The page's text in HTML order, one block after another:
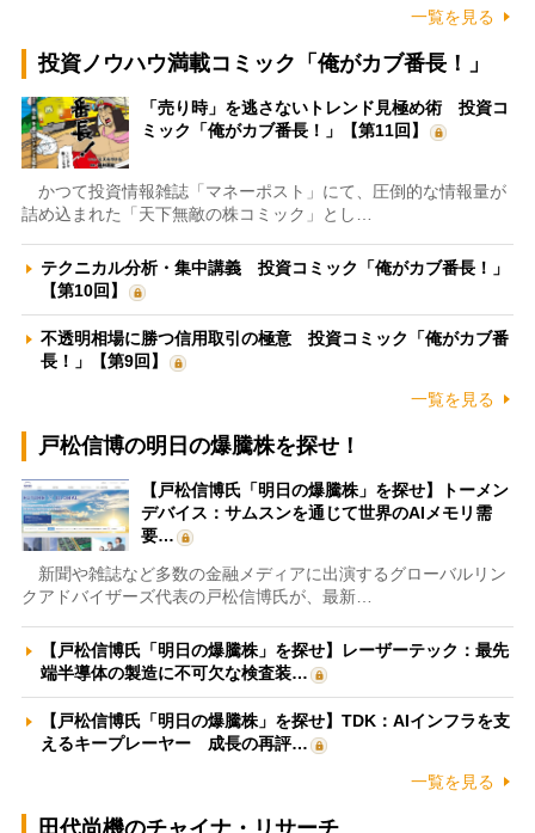
一覧を見る
投資ノウハウ満載コミック「俺がカブ番長！」
「売り時」を逃さないトレンド見極め術 投資コ
ミック「俺がカブ番長！」【第11回】
かつて投資情報雑誌「マネーポスト」にて、圧倒的な情報量が
詰め込まれた「天下無敵の株コミック」とし…
テクニカル分析・集中講義 投資コミック「俺がカブ番長！」
【第10回】
不透明相場に勝つ信用取引の極意 投資コミック「俺がカブ番
長！」【第9回】
一覧を見る
戸松信博の明日の爆騰株を探せ！
【戸松信博氏「明日の爆騰株」を探せ】トーメン
デバイス：サムスンを通じて世界のAIメモリ需
要…
新聞や雑誌など多数の金融メディアに出演するグローバルリン
クアドバイザーズ代表の戸松信博氏が、最新…
【戸松信博氏「明日の爆騰株」を探せ】レーザーテック：最先
端半導体の製造に不可欠な検査装…
【戸松信博氏「明日の爆騰株」を探せ】TDK：AIインフラを支
えるキープレーヤー 成長の再評…
一覧を見る